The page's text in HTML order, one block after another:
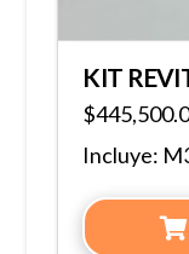
KIT
$
Incluye: